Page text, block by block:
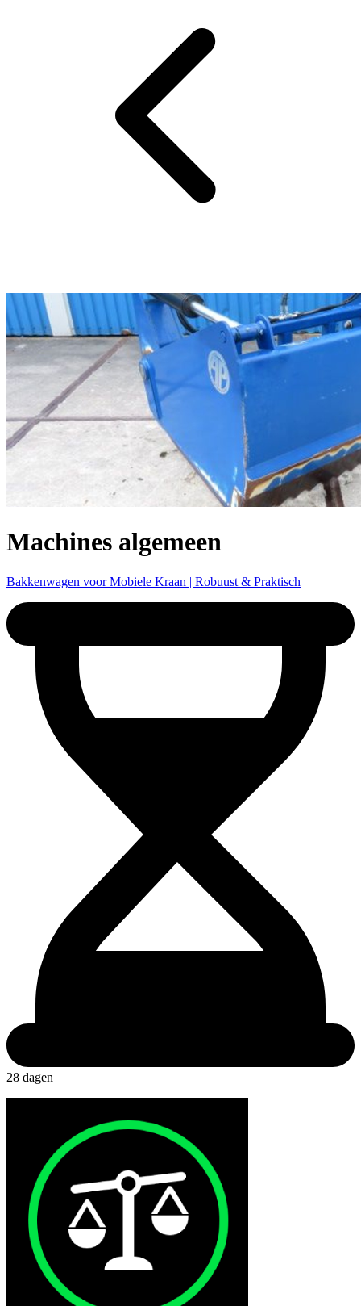
Machines algemeen
Bakkenwagen voor Mobiele Kraan | Robuust & Praktisch
28 dagen